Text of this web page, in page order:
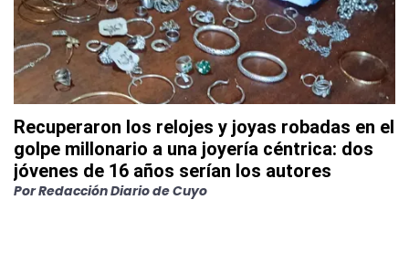
Recuperaron los relojes y joyas robadas en el
golpe millonario a una joyería céntrica: dos
jóvenes de 16 años serían los autores
PorRedacción Diario de Cuyo